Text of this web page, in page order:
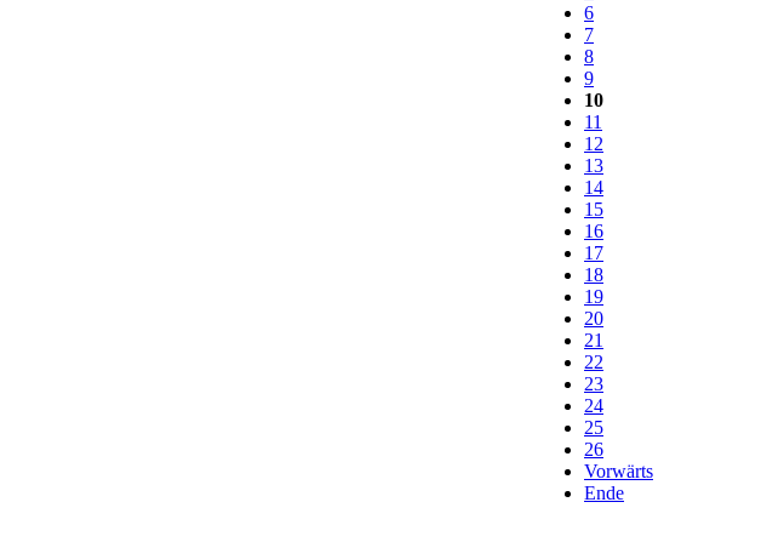
6
7
8
9
10
11
12
13
14
15
16
17
18
19
20
21
22
23
24
25
26
Vorwärts
Ende